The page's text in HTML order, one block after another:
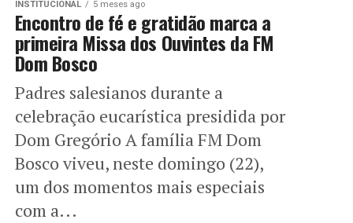
INSTITUCIONAL 5 meses ago
Encontro de fé e gratidão marca a
primeira Missa dos Ouvintes da FM
Dom Bosco
Padres salesianos durante a
celebração eucarística presidida por
Dom Gregório A família FM Dom
Bosco viveu, neste domingo (22),
um dos momentos mais especiais
com a...